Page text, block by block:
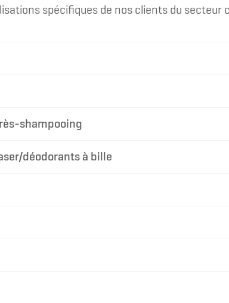
spécifiques de nos clients du secteur
shampooing
déodorants à bille